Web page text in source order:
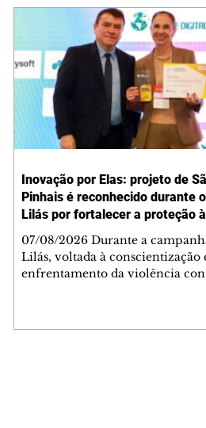
Inovação por Elas: projeto de
Pinhais é reconhecido durante
Lilás por fortalecer a proteção
07/08/2026 Durante a
Lilás, voltada à conscientização
enfrentamento da violência
Humanizada no